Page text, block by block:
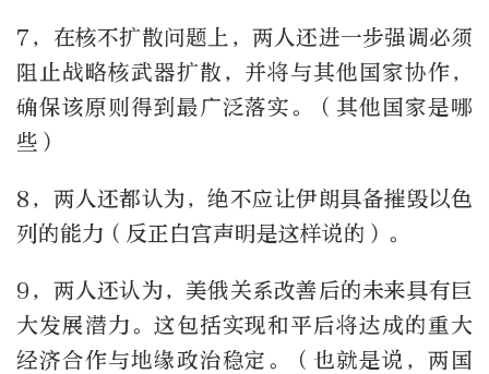
7，在核不扩散问题上，两人还进一步强调必须
阻止战略核武器扩散，并将与其他国家协作，
确保该原则得到最广泛落实。（其他国家是哪
些）
8，两人还都认为，绝不应让伊朗具备摧毁以色
列的能力（反正白宫声明是这样说的）。
9，两人还认为，美俄关系改善后的未来具有巨
大发展潜力。这包括实现和平后将达成的重大
经济合作与地缘政治稳定。（也就是说，两国